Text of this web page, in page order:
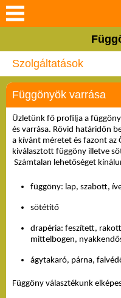
Keresés
Rólunk
Termékeink
Szolgáltatások
Galéria
Hasznos tanácsok
Blog
Elérhetőségek
Szolgáltatások
Függönyök varrása
Üzletünk fő profilja a
és varrása. Rövid határidőn
a kívánt méretet és fazont az
kiválasztott függöny illetve
Számtalan lehetőséget
függöny: lap, szabott,
sötétítő
drapéria: feszített,
mittelbogen,
ágytakaró, párna,
Függöny választékunk